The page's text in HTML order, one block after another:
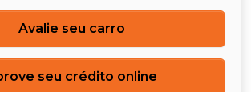
Avalie seu carro
seu crédito online